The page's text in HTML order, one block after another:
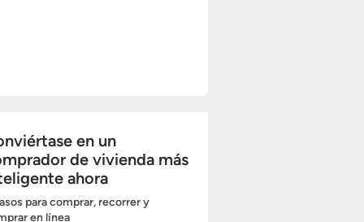
en un
de vivienda más
ahora
para comprar, recorrer y
en línea